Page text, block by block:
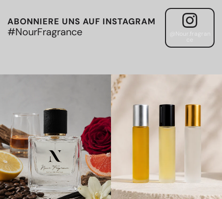
ABONNIERE UNS AUF INSTAGRAM
#NourFragrance @Nour.fragran
ce